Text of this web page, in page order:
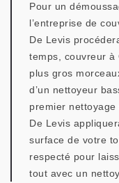
Pour un
l’entreprise de
De Levis
temps, couvreur à
plus gros
d’un nettoyeur
premier
De Levis
surface de votre
respecté pour
tout avec un